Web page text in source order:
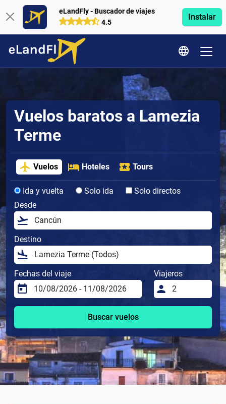
eLandFly - Buscador de viajes
4.5
Instalar
Vuelos baratos a Lamezia
Terme
Vuelos Hoteles Tours
Ida y vuelta Solo ida
Solo directos
Desde
Destino
Fechas del viaje Viajeros
Buscar vuelos